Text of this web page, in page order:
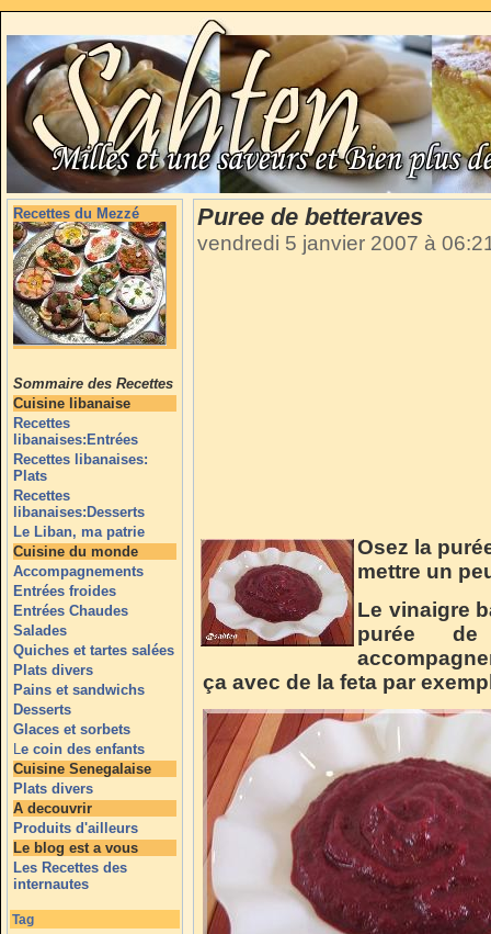
Recettes du Mezzé
Sommaire des Recettes
Cuisine libanaise
Recettes
libanaises:Entrées
Recettes libanaises:
Plats
Recettes
libanaises:Desserts
Le Liban, ma patrie
Cuisine du monde
Accompagnements
Entrées froides
Entrées Chaudes
Salades
Quiches et tartes salées
Plats divers
Pains et sandwichs
Desserts
Glaces et sorbets
Le coin des enfants
Cuisine Senegalaise
Plats divers
A decouvrir
Produits d'ailleurs
Le blog est a vous
Les Recettes des
internautes
Tag
Puree de betteraves
vendredi 5 janvier 2007 à
Osez la
mettre un
Le vinaigre
purée
ça avec de la feta par